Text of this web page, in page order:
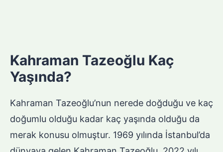
Kahraman Tazeoğlu Kaç
Yaşında?
Kahraman Tazeoğlu’nun nerede doğduğu ve kaç
doğumlu olduğu kadar kaç yaşında olduğu da
merak konusu olmuştur. 1969 yılında İstanbul’da